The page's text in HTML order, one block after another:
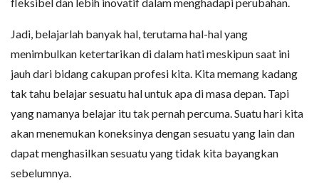
Jadi, belajarlah banyak hal, terutama hal-hal yang
menimbulkan ketertarikan di dalam hati meskipun saat ini
jauh dari bidang cakupan profesi kita. Kita memang kadang
tak tahu belajar sesuatu hal untuk apa di masa depan. Tapi
yang namanya belajar itu tak pernah percuma. Suatu hari kita
akan menemukan koneksinya dengan sesuatu yang lain dan
dapat menghasilkan sesuatu yang tidak kita bayangkan
sebelumnya.